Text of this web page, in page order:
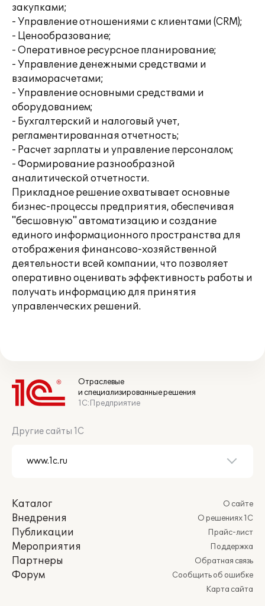
закупками;
- Управление отношениями с клиентами (CRM);
- Ценообразование;
- Оперативное ресурсное планирование;
- Управление денежными средствами и
взаиморасчетами;
- Управление основными средствами и
оборудованием;
- Бухгалтерский и налоговый учет,
регламентированная отчетность;
- Расчет зарплаты и управление персоналом;
- Формирование разнообразной
аналитической отчетности.
Прикладное решение охватывает основные
бизнес-процессы предприятия, обеспечивая
"бесшовную" автоматизацию и создание
единого информационного пространства для
отображения финансово-хозяйственной
деятельности всей компании, что позволяет
оперативно оценивать эффективность работы и
получать информацию для принятия
управленческих решений.
Отраслевые
и специализированные решения
1С:Предприятие
Другие сайты 1С
Каталог
Внедрения
Публикации
Мероприятия
Партнеры
Форум
О сайте
О решениях 1С
Прайс-лист
Поддержка
Обратная связь
Сообщить об ошибке
Карта сайта